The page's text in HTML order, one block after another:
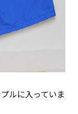
ルに入っていま